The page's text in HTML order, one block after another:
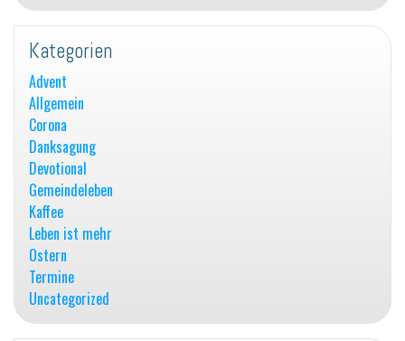
Kategorien
Advent
Allgemein
Corona
Danksagung
Devotional
Gemeindeleben
Kaffee
Leben ist mehr
Ostern
Termine
Uncategorized